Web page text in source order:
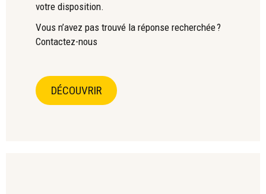
votre disposition.
Vous n’avez pas trouvé la réponse recherchée ?
Contactez-nous
DÉCOUVRIR